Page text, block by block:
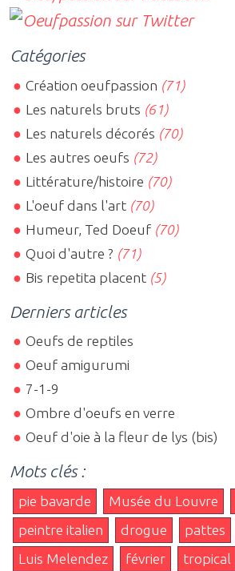
Catégories
Création oeufpassion (71)
Les naturels bruts (61)
Les naturels décorés (70)
Les autres oeufs (72)
Littérature/histoire (70)
L'oeuf dans l'art (70)
Humeur, Ted Doeuf (70)
Quoi d'autre ? (71)
Bis repetita placent (5)
Derniers articles
Oeufs de reptiles
Oeuf amigurumi
7-1-9
Ombre d'oeufs en verre
Oeuf d'oie à la fleur de lys (bis)
Mots clés :
pie bavarde Musée du Louvre
peintre italien
drogue pattes
Luis Melendez
février tropical